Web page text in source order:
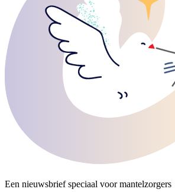
Een nieuwsbrief speciaal voor mantelzorgers